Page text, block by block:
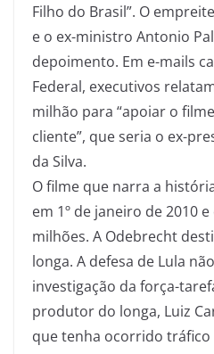
Filho do Brasil”. O
e o ex-ministro Antonio
depoimento. Em e-mails
Federal, executivos
milhão para “apoiar o
cliente”, que seria o ex-
da Silva.
O filme que narra a
em 1º de janeiro de 2010
milhões. A Odebrecht
longa. A defesa de Lula
investigação da força-
produtor do longa, Luiz
que tenha ocorrido tráfico